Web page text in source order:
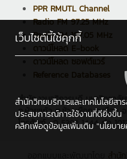
PPR RMUTL Channel
Radio FM 97.25 MHz
Radio FM 107.05 MHz
ดาวน์โหลด E-book
ดาวน์โหลด ซอฟต์แวร์
Reference Databases
สำนักงานอธิการบดี มหาวิทยาลัย
ถ.ห้วยแก้ว ต.ช้างเผือก อ.เมือง จ
โทรศัพท์ : 0 5392 1444 ต่อ
เว็บไซต์นี้ใช้คุกกี้
สำนักวิทยบริการและเทคโนโลยีสา
ประสบการณ์การใช้งานที่ดียิ่งขึ้น
คลิกเพื่อดูข้อมูลเพิ่มเติม "นโยบา
สำนั